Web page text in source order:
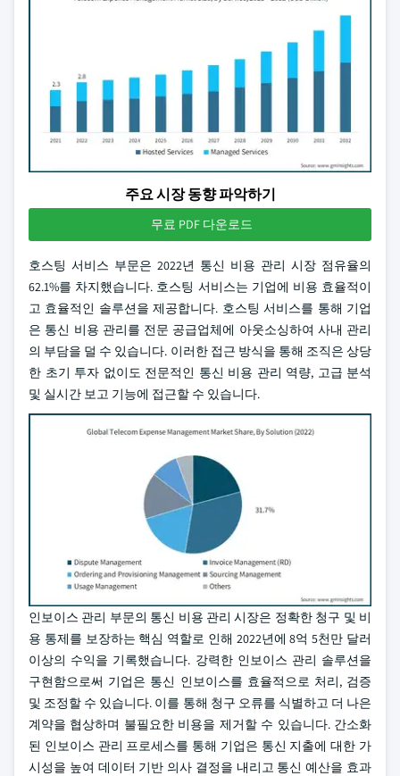
주요 시장 동향 파악하기
무료 PDF 다운로드
호스팅 서비스 부문은 2022년 통신 비용 관리 시장 점유율의
62.1%를 차지했습니다. 호스팅 서비스는 기업에 비용 효율적이
고 효율적인 솔루션을 제공합니다. 호스팅 서비스를 통해 기업
은 통신 비용 관리를 전문 공급업체에 아웃소싱하여 사내 관리
의 부담을 덜 수 있습니다. 이러한 접근 방식을 통해 조직은 상당
한 초기 투자 없이도 전문적인 통신 비용 관리 역량, 고급 분석
및 실시간 보고 기능에 접근할 수 있습니다.
인보이스 관리 부문의 통신 비용 관리 시장은 정확한 청구 및 비
용 통제를 보장하는 핵심 역할로 인해 2022년에 8억 5천만 달러
이상의 수익을 기록했습니다. 강력한 인보이스 관리 솔루션을
구현함으로써 기업은 통신 인보이스를 효율적으로 처리, 검증
및 조정할 수 있습니다. 이를 통해 청구 오류를 식별하고 더 나은
계약을 협상하며 불필요한 비용을 제거할 수 있습니다. 간소화
된 인보이스 관리 프로세스를 통해 기업은 통신 지출에 대한 가
시성을 높여 데이터 기반 의사 결정을 내리고 통신 예산을 효과